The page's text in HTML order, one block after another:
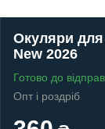
Окуляри
New 2026
Готово до
Опт і роздріб